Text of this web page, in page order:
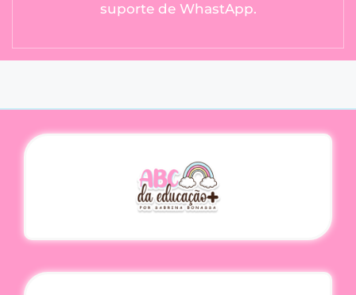
suporte de WhastApp.